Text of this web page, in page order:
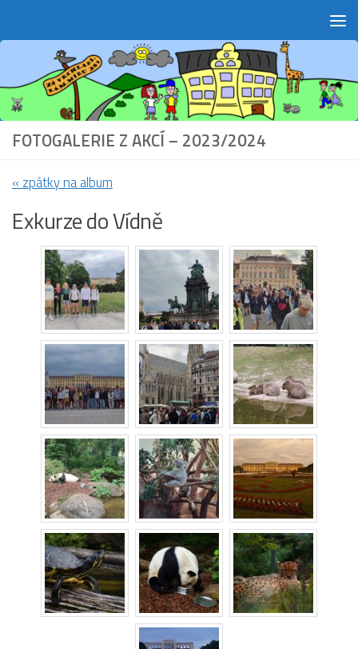
FOTOGALERIE Z AKCÍ – 2023/2024
« zpátky na album
Exkurze do Vídně